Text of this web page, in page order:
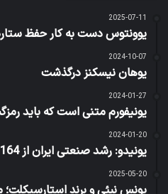
2025-07-11
یوونتوس دست به کار حفظ
2024-10-07
یوهان نیسکنز درگذشت
2024-01-27
یونیفورم متنی است که باید
2024-01-20
یونیدو: رشد صنعتی ایران از 164 کشور جهان بیشتر شد
2025-05-20